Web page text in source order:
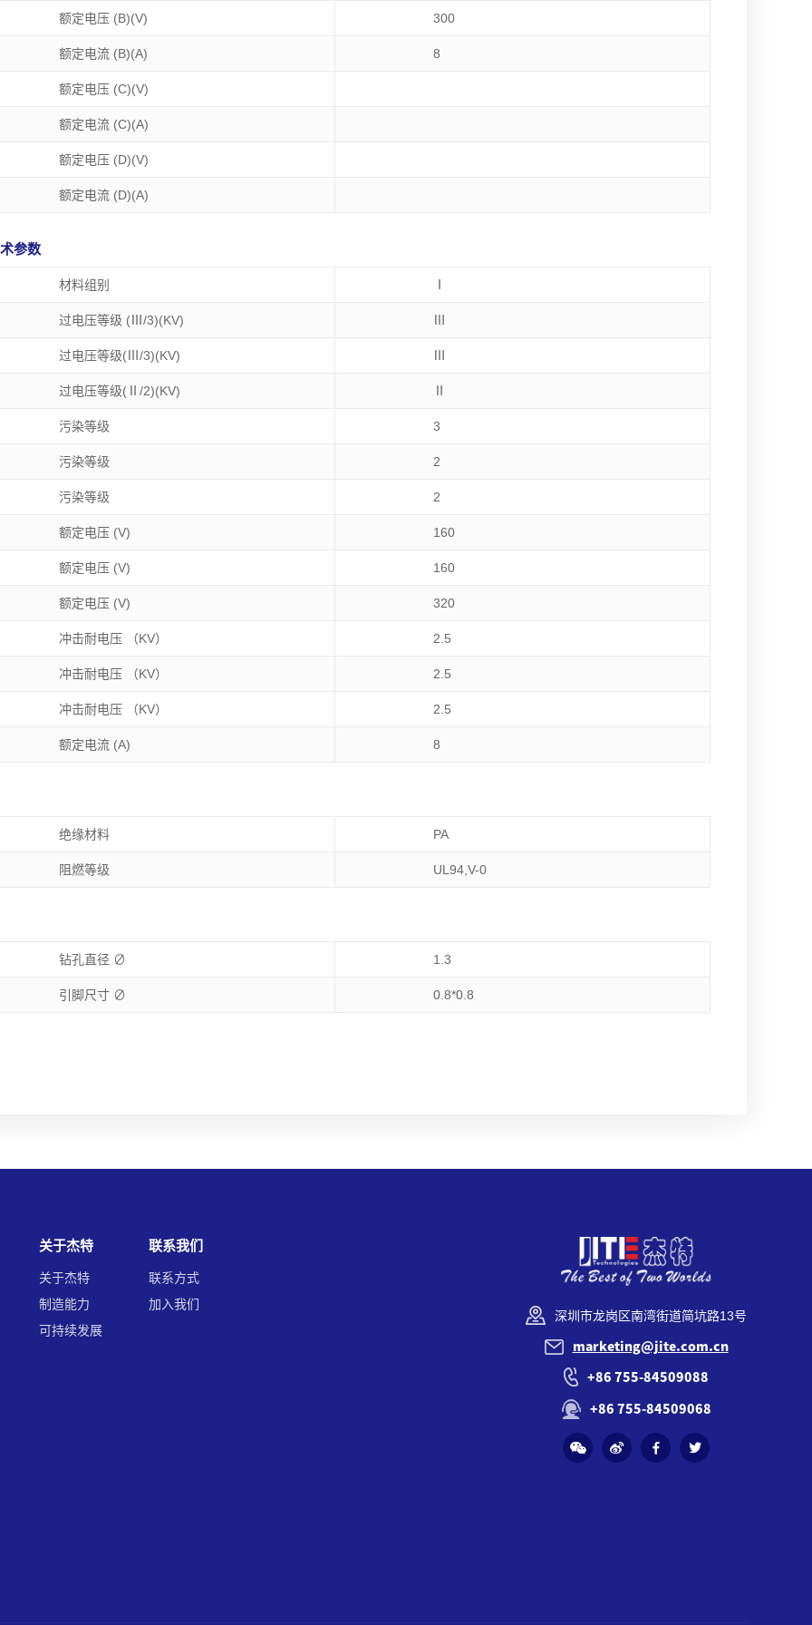
3.50 mm
额定电压 (B)(V) 300
额定电流 (B)(A) 8
额定电压 (C)(V)
额定电流 (C)(A)
额定电压 (D)(V)
额定电流 (D)(A)
参数
材料组别
过电压等级 (Ⅲ/3)(KV)
过电压等级(Ⅲ/3)(KV)
过电压等级(Ⅱ/2)(KV)
污染等级 3
污染等级 2
污染等级 2
额定电压 (V) 160
额定电压 (V) 160
额定电压 (V) 320
冲击耐电压 （KV） 2.5
冲击耐电压 （KV） 2.5
冲击耐电压 （KV） 2.5
额定电流 (A) 8
绝缘材料 PA
阻燃等级 UL94,V-0
钻孔直径 ∅ 1.3
引脚尺寸 ∅ 0.8*0.8
关于杰特
关于杰特
制造能力
可持续发展
联系我们
联系方式
加入我们
深圳市龙岗区南湾街道简坑路13号
marketing@jite.com.cn
+86 755-84509088
+86 755-84509068